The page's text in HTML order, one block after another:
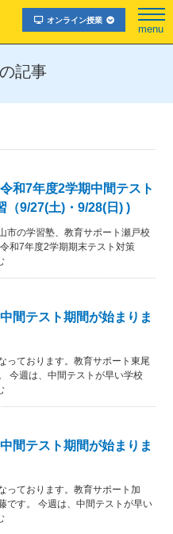
オンライン授業
menu
記事
和7年度2学期中間テスト
（9/27(土)・9/28(日) )
市の学習塾、教育サポート瀬戸校
和7年度2学期期末テスト対策
間テスト期間が始まりま
っております。教育サポート東尾
今週は、中間テストが早い学校
間テスト期間が始まりま
っております。教育サポート加
です。 今週は、中間テストが早い